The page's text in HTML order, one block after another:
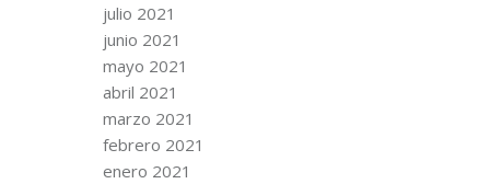
julio 2021
junio 2021
mayo 2021
abril 2021
marzo 2021
febrero 2021
enero 2021